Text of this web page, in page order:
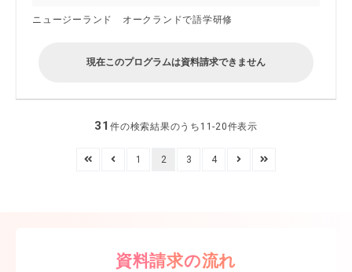
ニュージーランド オークランドで語学研修
現在このプログラムは資料請求できません
31件の検索結果のうち11-20件表示
1 2 3 4
資料請求の流れ